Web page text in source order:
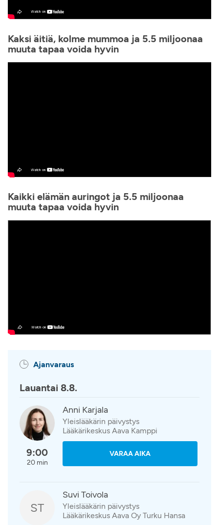
Kaksi äitiä, kolme mummoa ja 5.5 miljoonaa
muuta tapaa voida hyvin
Kaikki elämän auringot ja 5.5 miljoonaa
muuta tapaa voida hyvin
Ajanvaraus
Lauantai 8.8.
9:00
20 min
Anni Karjala
Yleislääkärin päivystys
Lääkärikeskus Aava Kamppi
VARAA AIKA
ST
Suvi Toivola
Yleislääkärin päivystys
Lääkärikeskus Aava Oy Turku Hansa